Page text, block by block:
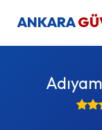
ANKARA